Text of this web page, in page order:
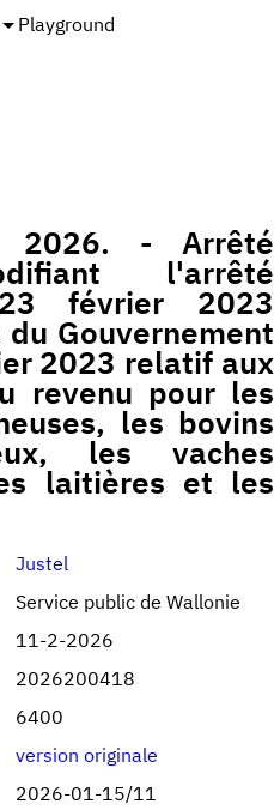
Playground
2026. - Arrêté
l'arrêté
février 2023
Gouvernement
2023 relatif aux
revenu pour les
les bovins
les vaches
laitières et les
Justel
Service public de Wallonie
11-2-2026
2026200418
6400
version originale
2026-01-15/11